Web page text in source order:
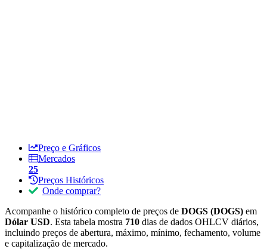
Preço e Gráficos
Mercados
25
Preços Históricos
Onde comprar?
Acompanhe o histórico completo de preços de DOGS (DOGS) em
Dólar USD. Esta tabela mostra 710 dias de dados OHLCV diários,
incluindo preços de abertura, máximo, mínimo, fechamento, volume
e capitalização de mercado.